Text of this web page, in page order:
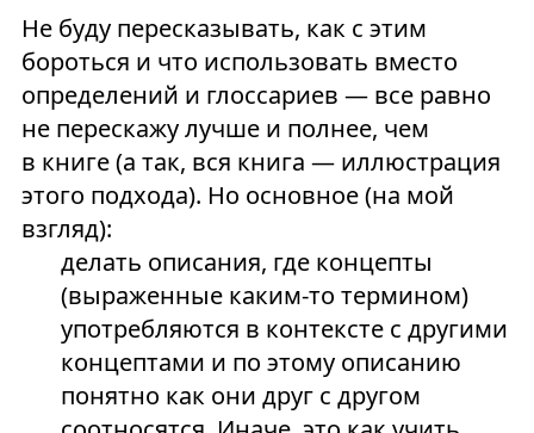
Не буду пересказывать, как с этим
бороться и что использовать вместо
определений и глоссариев — все равно
не перескажу лучше и полнее, чем
в книге (а так, вся книга — иллюстрация
этого подхода). Но основное (на мой
взгляд):
делать описания, где концепты
(выраженные каким-то термином)
употребляются в контексте с другими
концептами и по этому описанию
понятно как они друг с другом